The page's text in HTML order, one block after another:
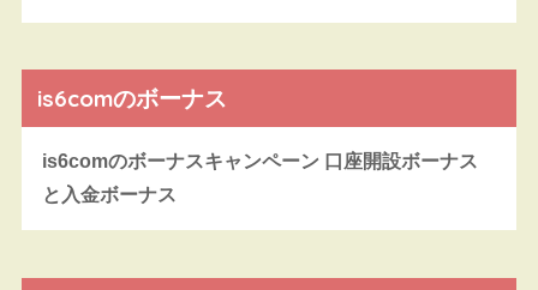
is6comのボーナス
is6comのボーナスキャンペーン 口座開設ボーナス
と入金ボーナス